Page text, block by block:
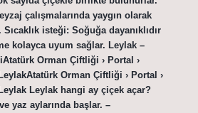
çalışmalarında yaygın olarak
isteği: Soğuğa dayanıklıdır
kolayca uyum sağlar. Leylak –
Orman Çiftliği › Portal ›
Orman Çiftliği › Portal ›
Leylak hangi ay çiçek açar?
yaz aylarında başlar. –